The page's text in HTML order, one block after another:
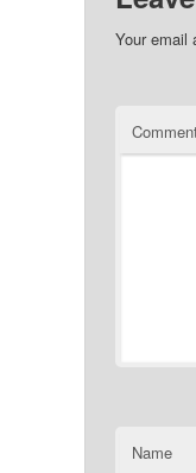
Your email
Name